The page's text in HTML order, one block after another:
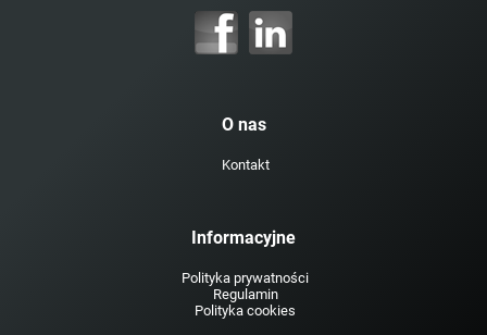
O nas
Kontakt
Informacyjne
Polityka prywatności
Regulamin
Polityka cookies